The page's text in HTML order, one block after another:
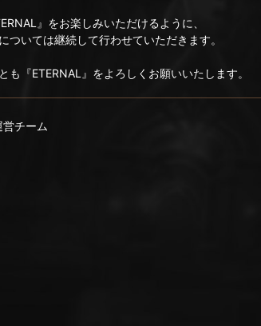
』をお楽しみいただけるように、
ついては継続して行わせていただきます。
も『ETERNAL』をよろしくお願いいたします。
営チーム